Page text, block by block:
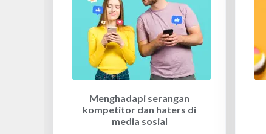
Menghadapi serangan
kompetitor dan haters di
media sosial